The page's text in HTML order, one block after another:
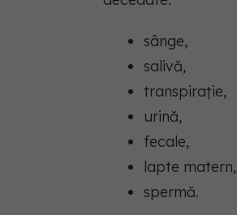
sânge,
salivă,
transpirație,
urină,
fecale,
lapte matern,
spermă.